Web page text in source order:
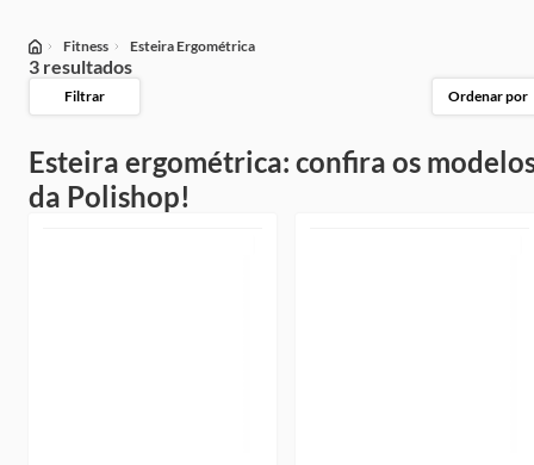
Fitness Esteira Ergométrica
3 resultados
Filtrar Ordenar por
Esteira ergométrica: confira os
da Polishop!